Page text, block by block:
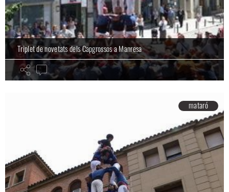
Triplet de novetats dels Capgrossos a Manresa
mataró
Els Capgrossos arriben a Manresa amb lobjectiu del 3 de 8 i el pilar de
6
mataró